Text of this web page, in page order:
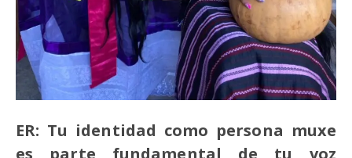
ER: Tu identidad como persona muxe